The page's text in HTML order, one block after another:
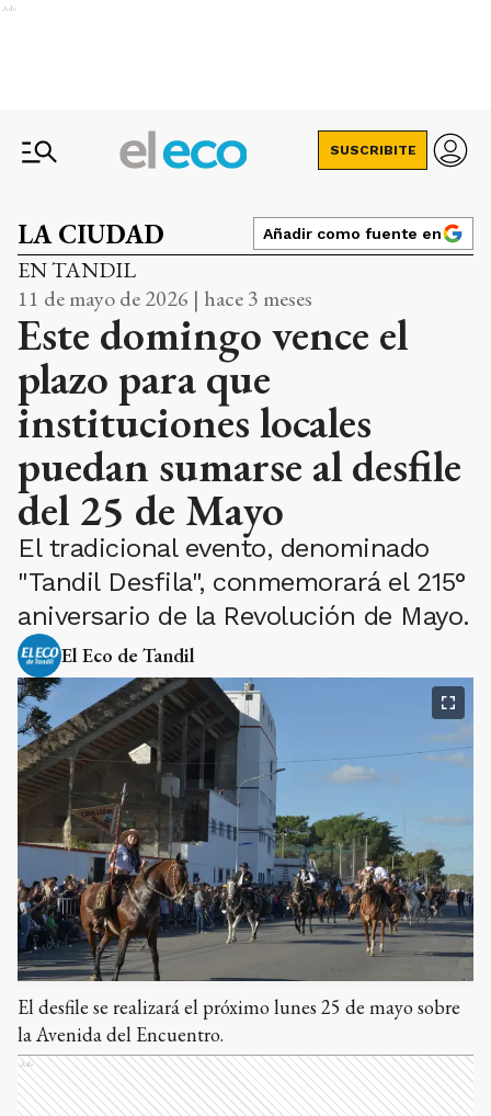
Ads
SUSCRIBITE
LA CIUDAD Añadir como fuente en
EN TANDIL
11 de mayo de 2026 | hace 3 meses
Este domingo vence el
plazo para que
instituciones locales
puedan sumarse al desfile
del 25 de Mayo
El tradicional evento, denominado
"Tandil Desfila", conmemorará el 215°
aniversario de la Revolución de Mayo.
El Eco de Tandil
El desfile se realizará el próximo lunes 25 de mayo sobre
la Avenida del Encuentro.
Ads